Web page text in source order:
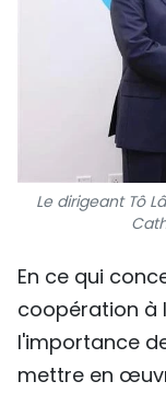
Le dirigeant Tô
En ce qui
coopération à
l'importance
mettre en